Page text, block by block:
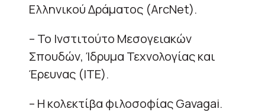
Ελληνικού Δράματος (ArcNet).
– Το Ινστιτούτο Μεσογειακών
Σπουδών, Ίδρυμα Τεχνολογίας και
Έρευνας (ΙΤΕ).
– Η κολεκτίβα φιλοσοφίας Gavagai.